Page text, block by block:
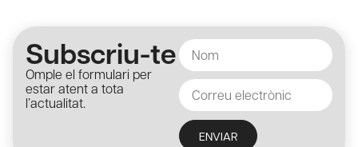
Subscriu-te
Omple el formulari per
estar atent a tota
l’actualitat.
ENVIAR